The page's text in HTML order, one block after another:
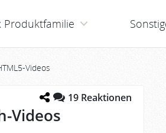
Produktfamilie
Videos
19 Reaktionen
Videos